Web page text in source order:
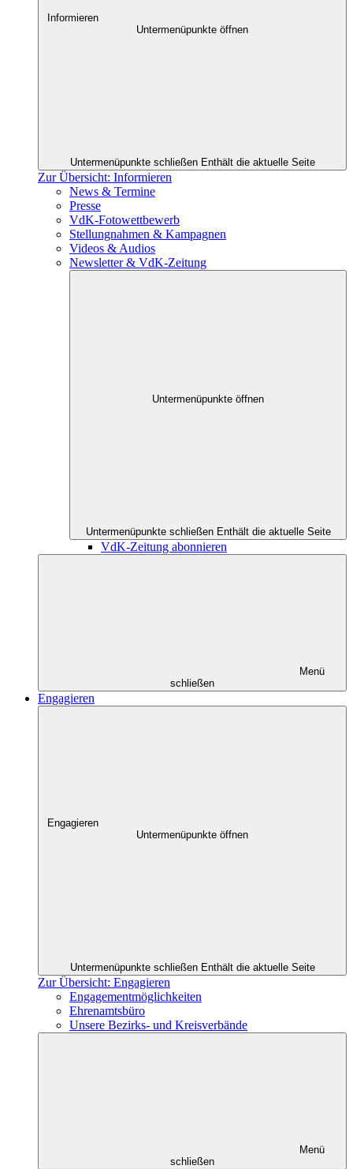
Informieren
Untermenüpunkte öffnen
Untermenüpunkte schließen Enthält die aktuelle Seite
Zur Übersicht: Informieren
News & Termine
Presse
VdK-Fotowettbewerb
Stellungnahmen & Kampagnen
Videos & Audios
Newsletter & VdK-Zeitung
Untermenüpunkte öffnen
Untermenüpunkte schließen Enthält die aktuelle Seite
VdK-Zeitung abonnieren
Menü
schließen
Engagieren
Engagieren
Untermenüpunkte öffnen
Untermenüpunkte schließen Enthält die aktuelle Seite
Zur Übersicht: Engagieren
Engagementmöglichkeiten
Ehrenamtsbüro
Unsere Bezirks- und Kreisverbände
Menü
schließen